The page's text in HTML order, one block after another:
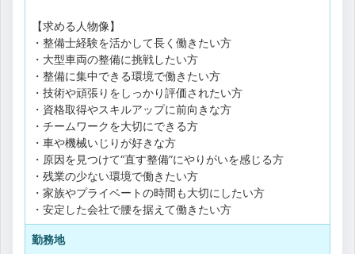
【求める人物像】
・整備士経験を活かして長く働きたい方
・大型車両の整備に挑戦したい方
・整備に集中できる環境で働きたい方
・技術や頑張りをしっかり評価されたい方
・資格取得やスキルアップに前向きな方
・チームワークを大切にできる方
・車や機械いじりが好きな方
・原因を見つけて“直す整備”にやりがいを感じる方
・残業の少ない環境で働きたい方
・家族やプライベートの時間も大切にしたい方
・安定した会社で腰を据えて働きたい方
勤務地